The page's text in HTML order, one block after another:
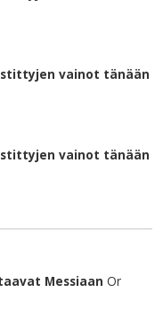
vainot tänään
vainot tänään
Messiaan Or